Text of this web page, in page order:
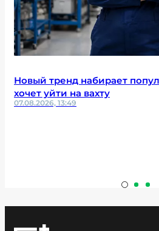
Новый тренд набирает
хочет уйти на вахту
07.08.2026, 13:49